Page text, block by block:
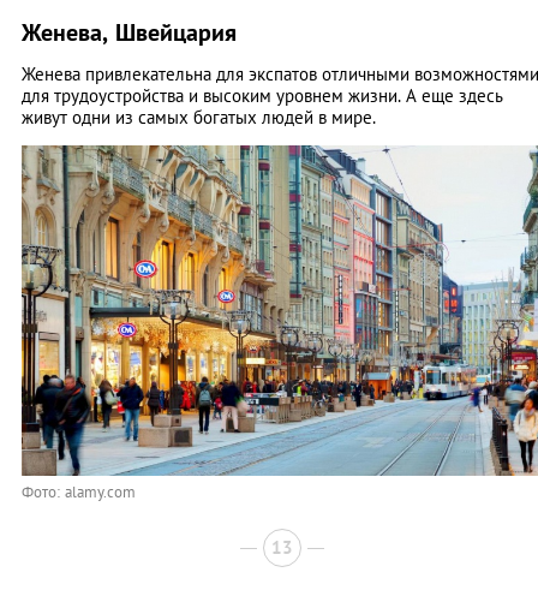
Женева, Швейцария
Женева привлекательна для экспатов отличными возможностями
для трудоустройства и высоким уровнем жизни. А еще здесь
живут одни из самых богатых людей в мире.
Фото: alamy.com
13